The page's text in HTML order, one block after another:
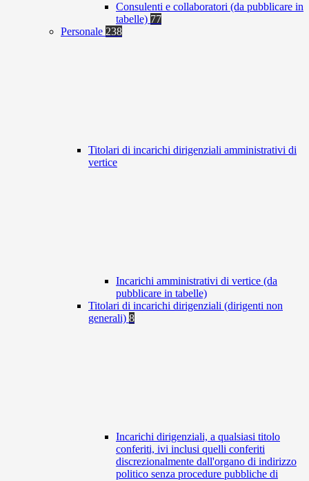
Consulenti e collaboratori (da pubblicare in
tabelle) 77
Personale 238
Titolari di incarichi dirigenziali amministrativi di
vertice
Incarichi amministrativi di vertice (da
pubblicare in tabelle)
Titolari di incarichi dirigenziali (dirigenti non
generali) 8
Incarichi dirigenziali, a qualsiasi titolo
conferiti, ivi inclusi quelli conferiti
discrezionalmente dall'organo di indirizzo
politico senza procedure pubbliche di